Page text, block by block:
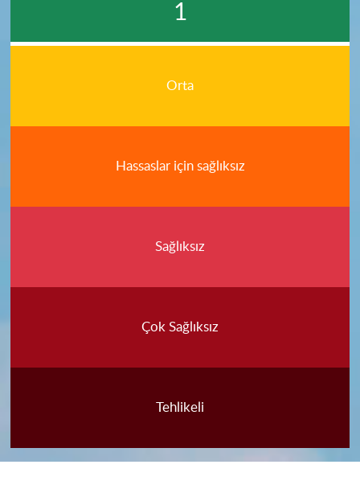
1
Orta
Hassaslar için sağlıksız
Sağlıksız
Çok Sağlıksız
Tehlikeli